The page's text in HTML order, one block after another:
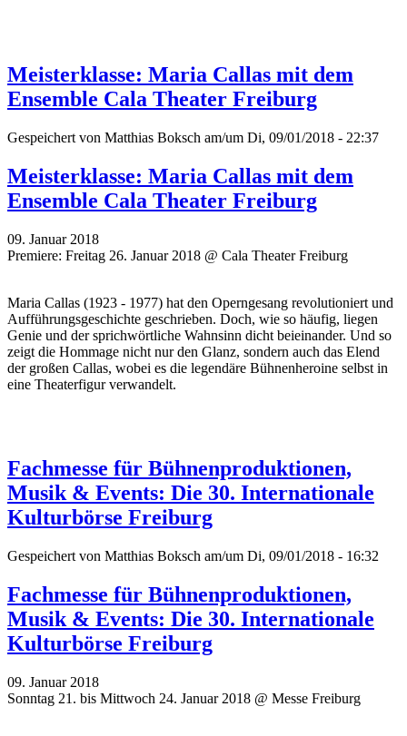
Meisterklasse: Maria Callas mit dem
Ensemble Cala Theater Freiburg
Gespeichert von Matthias Boksch am/um Di, 09/01/2018 - 22:37
Meisterklasse: Maria Callas mit dem
Ensemble Cala Theater Freiburg
09. Januar 2018
Premiere: Freitag 26. Januar 2018 @ Cala Theater Freiburg
Maria Callas (1923 - 1977) hat den Operngesang revolutioniert und
Aufführungsgeschichte geschrieben. Doch, wie so häufig, liegen
Genie und der sprichwörtliche Wahnsinn dicht beieinander. Und so
zeigt die Hommage nicht nur den Glanz, sondern auch das Elend
der großen Callas, wobei es die legendäre Bühnenheroine selbst in
eine Theaterfigur verwandelt.
Fachmesse für Bühnenproduktionen,
Musik & Events: Die 30. Internationale
Kulturbörse Freiburg
Gespeichert von Matthias Boksch am/um Di, 09/01/2018 - 16:32
Fachmesse für Bühnenproduktionen,
Musik & Events: Die 30. Internationale
Kulturbörse Freiburg
09. Januar 2018
Sonntag 21. bis Mittwoch 24. Januar 2018 @ Messe Freiburg